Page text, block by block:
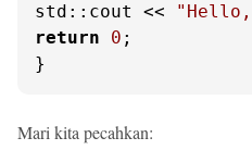
std::cout <<
return
0 ;
}
Mari kita pecahkan: